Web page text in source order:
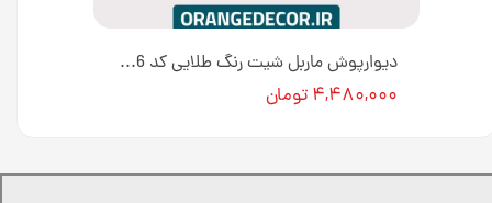
دیوارپوش ماربل شیت رنگ طلایی کد 17086 [انبار تهران]
۴,۴۸۰,۰۰۰ تومان